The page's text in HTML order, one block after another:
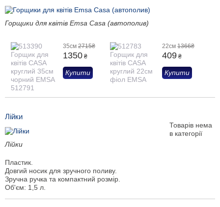
Горщики для квітів Emsa Casa (автополив)
35см 2715₴
1350 ₴
Купити
22см 1366₴
409 ₴
Купити
Лійки
Лійки
Пластик.
Довгий носик для зручного поливу.
Зручна ручка та компактний розмір.
Об'єм: 1,5 л.
Товарів нема
в категорії